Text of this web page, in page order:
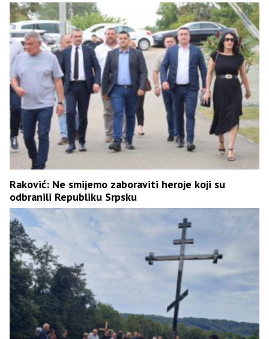
Raković: Ne smijemo zaboraviti heroje koji su
odbranili Republiku Srpsku